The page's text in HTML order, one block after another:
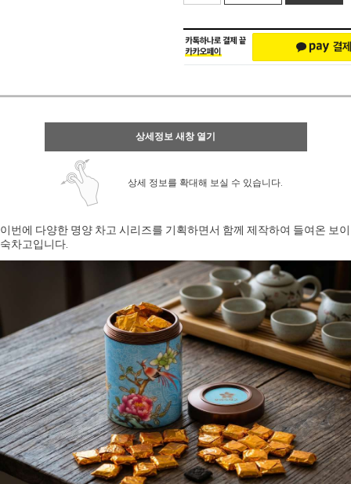
상세정보 새창 열기
상세 정보를 확대해 보실 수 있습니다.
이번에 다양한 명양 차고 시리즈를 기획하면서 함께 제작하여 들여온 보이
숙차고입니다.